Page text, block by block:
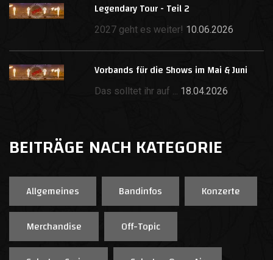
Legendary Tour - Teil 2
2027 geht es weiter! 10.06.2026
Vorbands für die Shows im Mai & Juni
Das solltet ihr auf ... 18.04.2026
BEITRÄGE NACH KATEGORIE
Allgemeines Bandinfos
Konzerte
Merchandise
Off-Topic